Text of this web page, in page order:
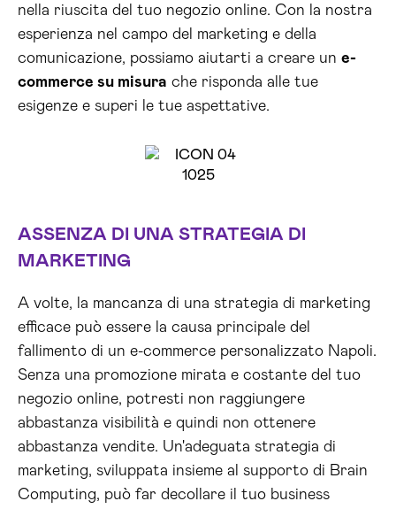
nella riuscita del tuo negozio online. Con la nostra
esperienza nel campo del marketing e della
comunicazione, possiamo aiutarti a creare un e-
commerce su misura che risponda alle tue
esigenze e superi le tue aspettative.
ASSENZA DI UNA STRATEGIA DI
MARKETING
A volte, la mancanza di una strategia di marketing
efficace può essere la causa principale del
fallimento di un e-commerce personalizzato Napoli.
Senza una promozione mirata e costante del tuo
negozio online, potresti non raggiungere
abbastanza visibilità e quindi non ottenere
abbastanza vendite. Un'adeguata strategia di
marketing, sviluppata insieme al supporto di Brain
Computing, può far decollare il tuo business